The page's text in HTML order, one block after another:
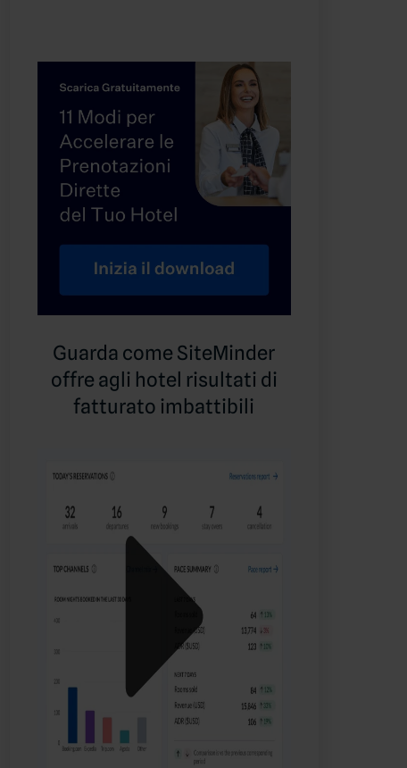
Guarda come SiteMinder
offre agli hotel risultati di
fatturato imbattibili